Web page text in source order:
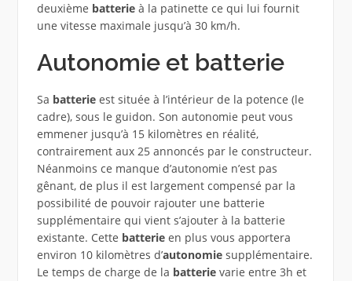
deuxième batterieà la patinette ce qui lui fournit
une vitesse maximale jusqu’à 30 km/h.
Autonomie et batterie
Sa batterieest située à l’intérieur de la potence (le
cadre), sous le guidon. Son autonomie peut vous
emmener jusqu’à 15 kilomètres en réalité,
contrairement aux 25 annoncés par le constructeur.
Néanmoins ce manque d’autonomie n’est pas
gênant, de plus il est largement compensé par la
possibilité de pouvoir rajouter une batterie
supplémentaire qui vient s’ajouter à la batterie
existante. Cette batterieen plus vous apportera
environ 10 kilomètres d’autonomiesupplémentaire.
Le temps de charge de la batterievarie entre 3h et